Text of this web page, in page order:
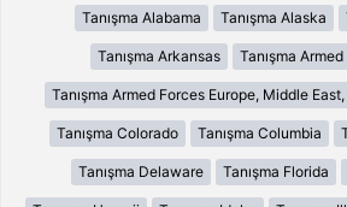
Tanışma Alabama Tanışma Alaska
Tanışma Arkansas Tanışma
Tanışma Armed Forces Europe, Middle East,
Tanışma Colorado Tanışma Columbia
Tanışma Delaware Tanışma Florida